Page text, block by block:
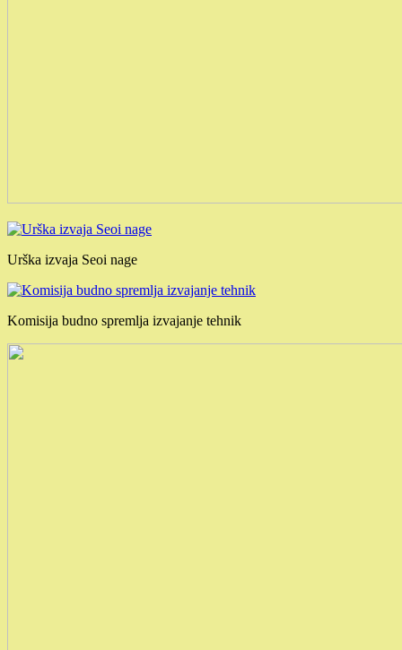
Urška izvaja Seoi nage
Komisija budno spremlja izvajanje tehnik